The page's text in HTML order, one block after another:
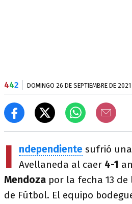
442 DOMINGO 26 DE SEPTIEMBRE DE 2021
I ndependiente sufrió una
Avellaneda al caer 4-1
Mendoza por la fecha 13
de Fútbol. El equipo